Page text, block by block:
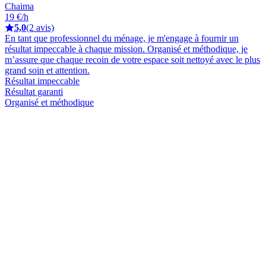
Chaima
19 €/h
5,0(2 avis)
En tant que professionnel du ménage, je m'engage à fournir un
résultat impeccable à chaque mission. Organisé et méthodique, je
m’assure que chaque recoin de votre espace soit nettoyé avec le plus
grand soin et attention.
Résultat impeccable
Résultat garanti
Organisé et méthodique